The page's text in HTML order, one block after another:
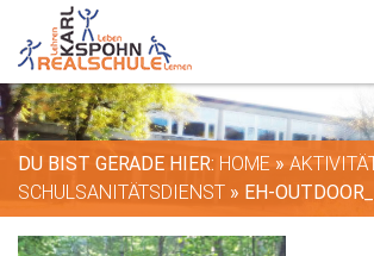
DU BIST GERADE HIER: HOME »
SCHULSANITÄTSDIENST » EH-